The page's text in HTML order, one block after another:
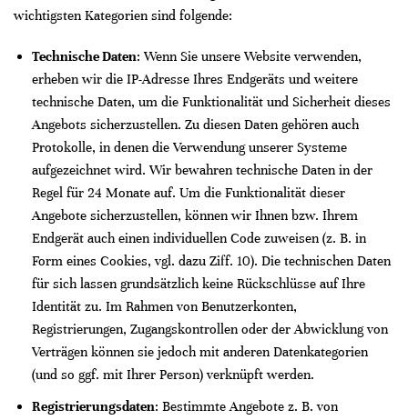
wichtigsten Kategorien sind folgende:
Technische Daten: Wenn Sie unsere Website verwenden,
erheben wir die IP-Adresse Ihres Endgeräts und weitere
technische Daten, um die Funktionalität und Sicherheit dieses
Angebots sicherzustellen. Zu diesen Daten gehören auch
Protokolle, in denen die Verwendung unserer Systeme
aufgezeichnet wird. Wir bewahren technische Daten in der
Regel für 24 Monate auf. Um die Funktionalität dieser
Angebote sicherzustellen, können wir Ihnen bzw. Ihrem
Endgerät auch einen individuellen Code zuweisen (z. B. in
Form eines Cookies, vgl. dazu Ziff. 10). Die technischen Daten
für sich lassen grundsätzlich keine Rückschlüsse auf Ihre
Identität zu. Im Rahmen von Benutzerkonten,
Registrierungen, Zugangskontrollen oder der Abwicklung von
Verträgen können sie jedoch mit anderen Datenkategorien
(und so ggf. mit Ihrer Person) verknüpft werden.
Registrierungsdaten: Bestimmte Angebote z. B. von